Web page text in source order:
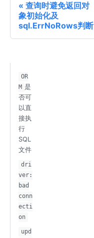
查询时避免返回对
象初始化及
sql.ErrNoRows判断
OR
M 是
否可
以直
接执
行
SQL
文件
dri
ver:
bad
conn
ecti
on
upd